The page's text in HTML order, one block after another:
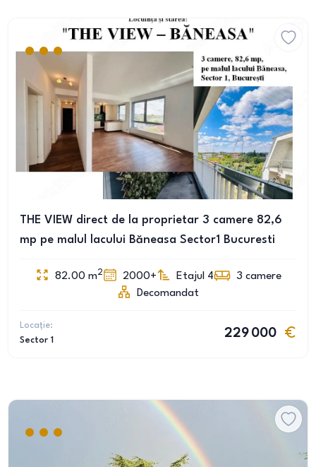
THE VIEW direct de la proprietar 3 camere 82,6
mp pe malul lacului Băneasa Sector1 Bucuresti
82.00 m2 2000+ Etajul 4 3 camere
Decomandat
Locație:
Sector 1
229 000